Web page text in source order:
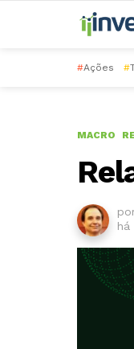
#Ações #
MACRO
há